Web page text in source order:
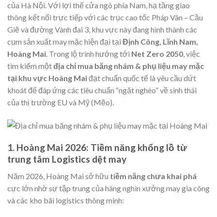
của Hà Nội. Với lợi thế cửa ngõ phía Nam, hạ tầng giao
thông kết nối trực tiếp với các trục cao tốc Pháp Vân – Cầu
Giẽ và đường Vành đai 3, khu vực này đang hình thành các
cụm sản xuất may mặc hiện đại tại Định Công, Lĩnh Nam,
Hoàng Mai. Trong lộ trình hướng tới Net Zero 2050, việc
tìm kiếm mộtđịa chỉ mua băng nhám & phụ liệu may mặc
tại khu vực Hoàng Maiđạt chuẩn quốc tế là yêu cầu dứt
khoát để đáp ứng các tiêu chuẩn “ngặt nghèo” về sinh thái
của thị trường EU và Mỹ (Mẽo).
1. Hoàng Mai 2026: Tiềm năng khổng lồ từ
trung tâm Logistics dệt may
Năm 2026, Hoàng Mai sở hữu tiềm năng chưa khai phá
cực lớn nhờ sự tập trung của hàng nghìn xưởng may gia công
và các kho bãi logistics thông minh: